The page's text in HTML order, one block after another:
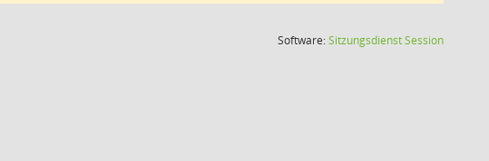
Software:SitzungsdienstSession(Wird in